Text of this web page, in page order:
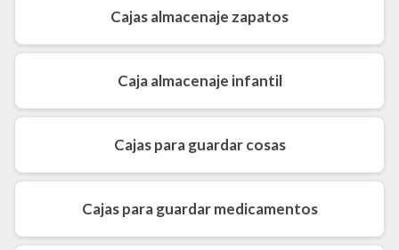
Cajas almacenaje zapatos
Caja almacenaje infantil
Cajas para guardar cosas
Cajas para guardar medicamentos